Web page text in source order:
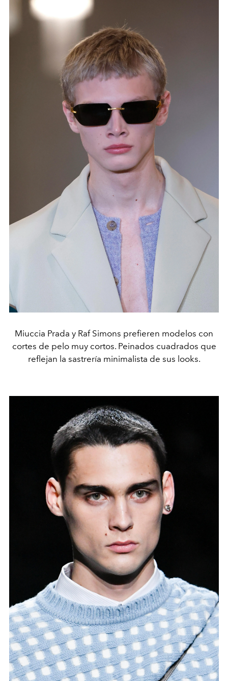
Miuccia Prada y Raf Simons prefieren modelos con
cortes de pelo muy cortos. Peinados cuadrados que
reflejan la sastrería minimalista de sus looks.